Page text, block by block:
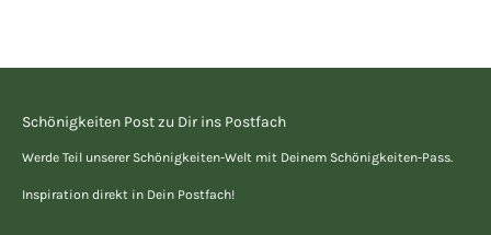
Schönigkeiten Post zu Dir ins Postfach
Werde Teil unserer Schönigkeiten-Welt mit Deinem Schönigkeiten-Pass.
Inspiration direkt in Dein Postfach!